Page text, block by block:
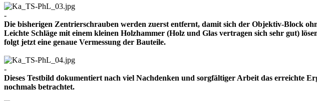
-
Die bisherigen Zentrierschrauben werden zuerst entfernt, damit sich der Objektiv-Block
Leichte Schläge mit einem kleinen Holzhammer (Holz und Glas vertragen sich sehr gut)
folgt jetzt eine genaue Vermessung der Bauteile.
-
Dieses Testbild dokumentiert nach viel Nachdenken und sorgfältiger Arbeit das erreichte
nochmals betrachtet.